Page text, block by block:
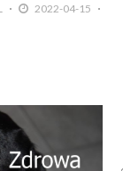
2022-04-15